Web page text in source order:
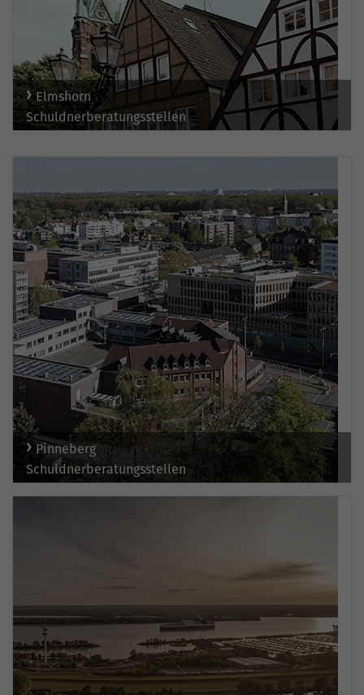
Elmshorn
Schuldnerberatungsstellen
Pinneberg
Schuldnerberatungsstellen